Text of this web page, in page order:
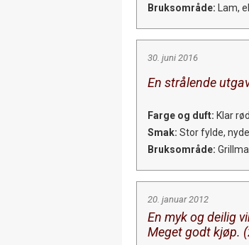
Bruksområde: Lam,
30. juni 2016
En strålende
Farge og duft: Klar
Smak: Stor fylde,
Bruksområde:
20. januar 2012
En myk og deilig
Meget godt kjøp.